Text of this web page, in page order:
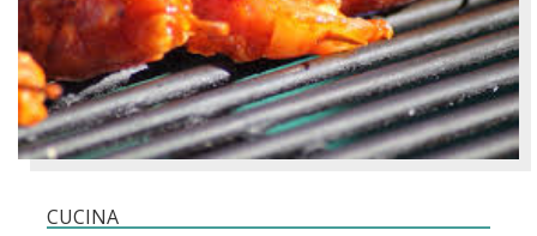
CUCINA